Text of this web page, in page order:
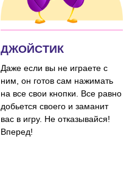
ДЖОЙСТИК
Даже если вы не играете с
ним, он готов сам нажимать
на все свои кнопки. Все равно
добьется своего и заманит
вас в игру. Не отказывайся!
Вперед!